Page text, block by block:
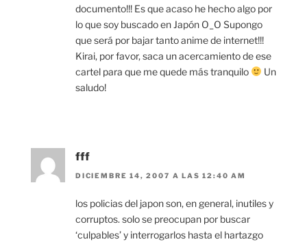
documento!!! Es que acaso he hecho algo por
lo que soy buscado en Japón O_O Supongo
que será por bajar tanto anime de internet!!!
Kirai, por favor, saca un acercamiento de ese
cartel para que me quede más tranquilo
Un
saludo!
fff
DICIEMBRE 14, 2007 A LAS 12:40 AM
los policias del japon son, en general, inutiles y
corruptos. solo se preocupan por buscar
‘culpables’ y interrogarlos hasta el hartazgo